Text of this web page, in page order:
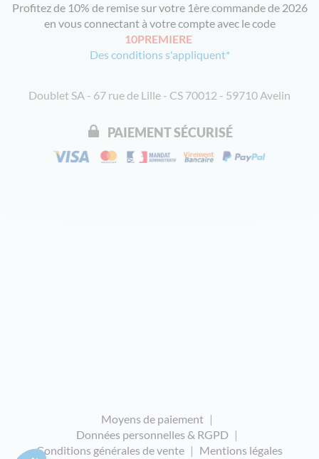
Profitez de 10% de remise sur votre 1ère commande de 2026
en vous connectant à votre compte avec le code
10PREMIERE
Des conditions s'appliquent*
Doublet SA - 67 rue de Lille - CS 70012 - 59710 Avelin
PAIEMENT SÉCURISÉ
Moyens de paiement
Données personnelles & RGPD
Conditions générales de vente
Mentions légales